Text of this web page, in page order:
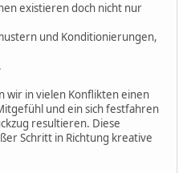
existieren doch nicht nur
und Konditionierungen,
wir in vielen Konflikten einen
und ein sich festfahren
resultieren. Diese
Schritt in Richtung kreative